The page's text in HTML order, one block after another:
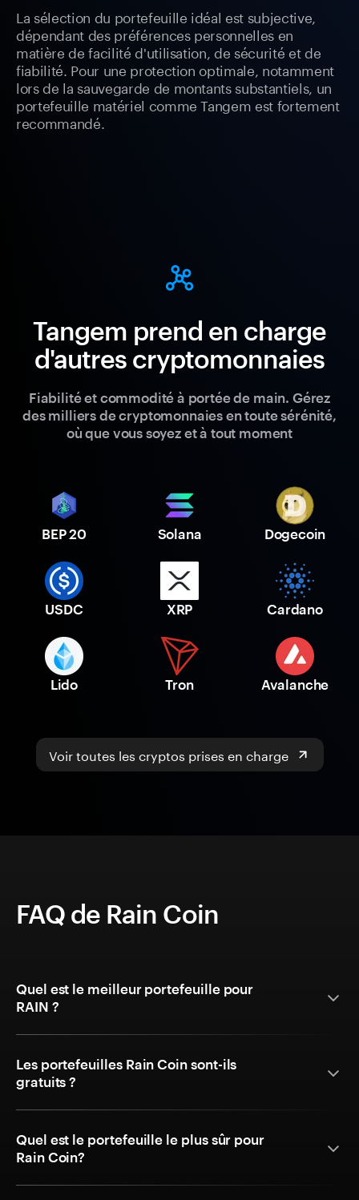
La sélection du portefeuille idéal est subjective,
dépendant des préférences personnelles en
matière de facilité d'utilisation, de sécurité et de
fiabilité. Pour une protection optimale, notamment
lors de la sauvegarde de montants substantiels, un
portefeuille matériel comme Tangem est fortement
recommandé.
Tangem prend en charge
d'autres cryptomonnaies
Fiabilité et commodité à portée de main. Gérez
des milliers de cryptomonnaies en toute sérénité,
où que vous soyez et à tout moment
BEP 20 Solana Dogecoin
USDC XRP Cardano
Lido Tron Avalanche
Voir toutes les cryptos prises en charge
FAQ de Rain Coin
Quel est le meilleur portefeuille pour
RAIN ?
Les portefeuilles Rain Coin sont-ils
gratuits ?
Quel est le portefeuille le plus sûr pour
Rain Coin?